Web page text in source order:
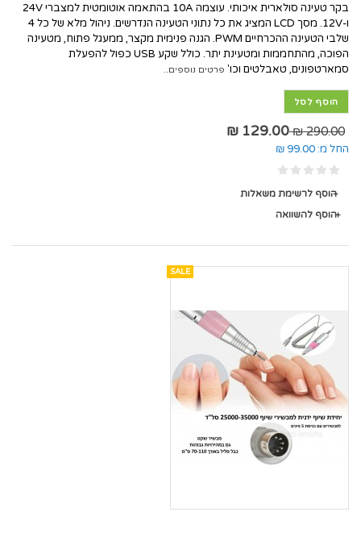
בקר טעינה סולארית איכותי. עוצמה 10A בהתאמה אוטומטית למצברי 24V
ו-12V. מסך LCD המציג את כל נתוני הטעינה הנדרשים. ניהול מלא של כל 4
שלבי הטעינה ההכרחיים PWM. הגנה פנימית מקצר, ממעגל פתוח, מטעינה
הפוכה, מהתחממות ומטעינת יתר. כולל שקע USB כפול להפעלת
סמארטפונים, טאבלטים וכו' פרטים נוספים..
הוסף לסל
290.00 ₪
129.00 ₪
החל מ: 99.00 ₪
הוסף לרשימת משאלות
הוסף להשוואה
SALE